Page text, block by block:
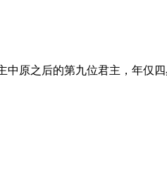
原之后的第九位君主，年仅